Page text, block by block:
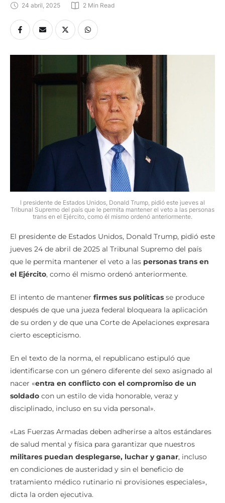
24 abril, 2025 2 Min Read
l presidente de Estados Unidos, Donald Trump, pidió este jueves al
Tribunal Supremo del país que le permita mantener el veto a las personas
trans en el Ejército, como él mismo ordenó anteriormente.
El presidente de Estados Unidos, Donald Trump, pidió este
jueves 24 de abril de 2025 al Tribunal Supremo del país
que le permita mantener el veto a las personas trans en
el Ejército, como él mismo ordenó anteriormente.
El intento de mantener firmes sus políticas se produce
después de que una jueza federal bloqueara la aplicación
de su orden y de que una Corte de Apelaciones expresara
cierto escepticismo.
En el texto de la norma, el republicano estipuló que
identificarse con un género diferente del sexo asignado al
nacer «entra en conflicto con el compromiso de un
soldado con un estilo de vida honorable, veraz y
disciplinado, incluso en su vida personal».
«Las Fuerzas Armadas deben adherirse a altos estándares
de salud mental y física para garantizar que nuestros
militares puedan desplegarse, luchar y ganar, incluso
en condiciones de austeridad y sin el beneficio de
tratamiento médico rutinario ni provisiones especiales»,
dicta la orden ejecutiva.